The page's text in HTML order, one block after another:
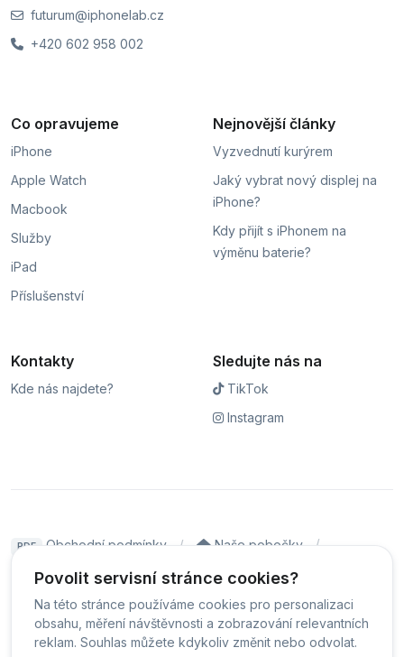
Povolit servisní stránce cookies?
Na této stránce používáme cookies pro personalizaci
obsahu, měření návštěvnosti a zobrazování relevantních
reklam. Souhlas můžete kdykoliv změnit nebo odvolat.
futurum@iphonelab.cz
+420 602 958 002
Co opravujeme
iPhone
Apple Watch
Macbook
Služby
iPad
Příslušenství
Nejnovější články
Vyzvednutí kurýrem
Jaký vybrat nový displej na
iPhone?
Kdy přijít s iPhonem na
výměnu baterie?
Kontakty
Kde nás najdete?
Sledujte nás na
TikTok
Instagram
PDF Obchodní podmínky
Naše pobočky
Čeština